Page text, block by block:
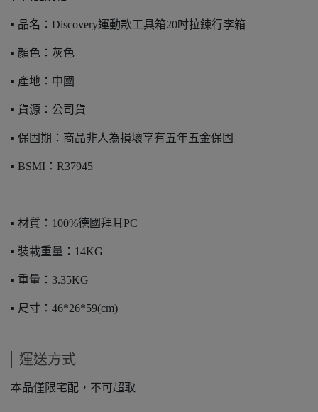
▪️ 品名：Discovery運動款工具箱20吋拉鍊行李箱
▪️ 顏色：灰色
▪️ 產地：中國
▪️ 貨源：公司貨
▪️ 保固期：商品非人為損壞享有五年五金保固
▪️ BSMI：R37945
▪️ 材質：100%德國拜耳PC
▪️ 裝載重量：14KG
▪️ 重量：3.35KG
▪️ 尺寸：46*26*59(cm)
運送方式
本品僅限宅配，不可超取